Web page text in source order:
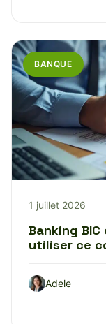
BANQUE
1 juillet 2026
Banking
utiliser ce
Adele